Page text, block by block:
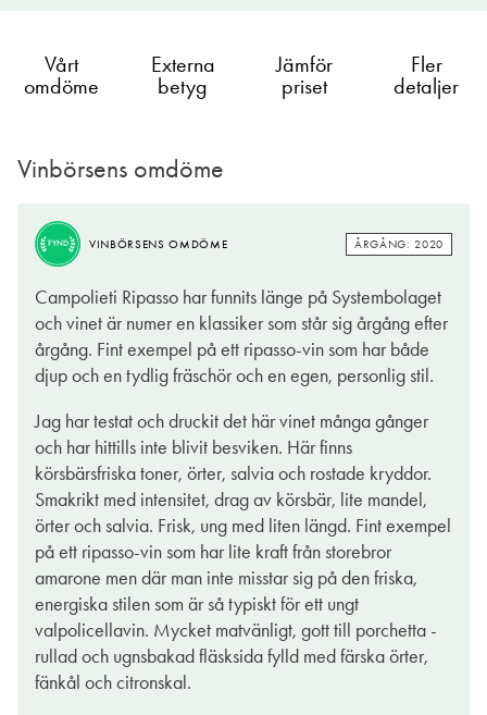
Vårt
omdöme
Externa
betyg
Jämför
priset
Fler
detaljer
Vinbörsens omdöme
FYND VINBÖRSENS OMDÖME ÅRGÅNG: 2020
Campolieti Ripasso har funnits länge på Systembolaget
och vinet är numer en klassiker som står sig årgång efter
årgång. Fint exempel på ett ripasso-vin som har både
djup och en tydlig fräschör och en egen, personlig stil.
Jag har testat och druckit det här vinet många gånger
och har hittills inte blivit besviken. Här finns
körsbärsfriska toner, örter, salvia och rostade kryddor.
Smakrikt med intensitet, drag av körsbär, lite mandel,
örter och salvia. Frisk, ung med liten längd. Fint exempel
på ett ripasso-vin som har lite kraft från storebror
amarone men där man inte misstar sig på den friska,
energiska stilen som är så typiskt för ett ungt
valpolicellavin. Mycket matvänligt, gott till porchetta -
rullad och ugnsbakad fläsksida fylld med färska örter,
fänkål och citronskal.